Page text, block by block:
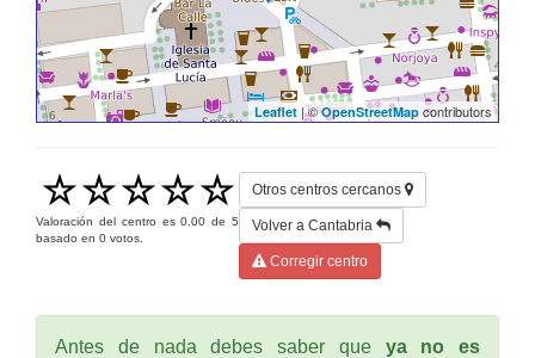
Leaflet | ©OpenStreetMap contributors
Valoración del centro es0.00 de5
basado en 0 votos.
Otros centros cercanos
Volver a Cantabria
Corregir centro
Antes de nada debes saber que ya no es